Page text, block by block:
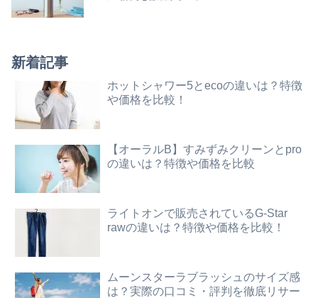
新着記事
ホットシャワー5とecoの違いは？特徴
や価格を比較！
【オーラルB】すみずみクリーンとpro
の違いは？特徴や価格を比較
ライトオンで販売されているG-Star
rawの違いは？特徴や価格を比較！
ムーンスターラブラッシュのサイズ感
は？実際の口コミ・評判を徹底リサー